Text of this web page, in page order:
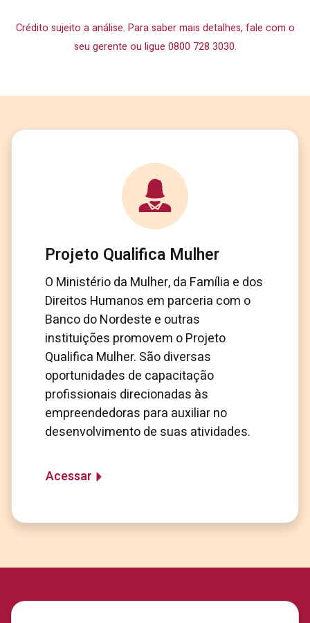
Crédito sujeito a análise. Para saber mais detalhes, fale com o
seu gerente ou ligue 0800 728 3030.
Projeto Qualifica Mulher
O Ministério da Mulher, da Família e dos
Direitos Humanos em parceria com o
Banco do Nordeste e outras
instituições promovem o Projeto
Qualifica Mulher. São diversas
oportunidades de capacitação
profissionais direcionadas às
empreendedoras para auxiliar no
desenvolvimento de suas atividades.
Acessar